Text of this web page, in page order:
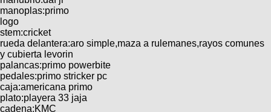
Viajes
Descenso
Dirt
BMX
Ruta,
triatlon
Ultimos
Fotos
Categorias
COMPRO
CANJE
Bicicletas
Tandem
Freerider
TÃ©cnica
MecÃ¡nica
Videos
Cicloturismo
Salidas
Operadores
de
Usuarios
Ãšltimos
manoplas:primo
logo
stem:cricket
rueda delantera:aro simple,maza a rulemanes,rayos comunes
y cubierta levorin
palancas:primo powerbite
pedales:primo stricker pc
caja:americana primo
plato:playera 33 jaja
cadena:KMC